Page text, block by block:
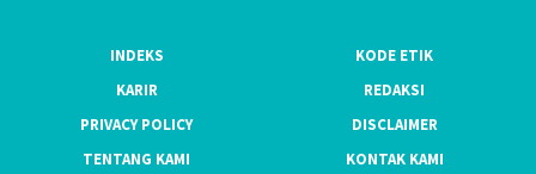
INDEKS
KODE ETIK
KARIR
REDAKSI
PRIVACY POLICY
DISCLAIMER
TENTANG KAMI
KONTAK KAMI